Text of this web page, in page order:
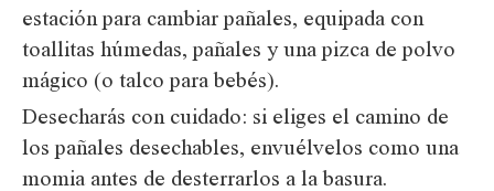
estación para cambiar pañales, equipada con
toallitas húmedas, pañales y una pizca de polvo
mágico (o talco para bebés).
Desecharás con cuidado: si eliges el camino de
los pañales desechables, envuélvelos como una
momia antes de desterrarlos a la basura.